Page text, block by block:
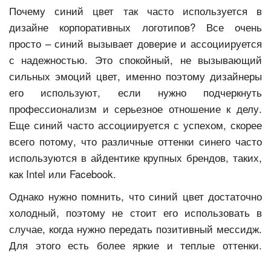
Почему синий цвет так часто используется в
дизайне корпоративных логотипов? Все очень
просто – синий вызывает доверие и ассоциируется
с надежностью. Это спокойный, не вызывающий
сильных эмоций цвет, именно поэтому дизайнеры
его используют, если нужно подчеркнуть
профессионализм и серьезное отношение к делу.
Еще синий часто ассоциируется с успехом, скорее
всего потому, что различные оттенки синего часто
используются в айдентике крупных брендов, таких,
как Intel или Facebook.
Однако нужно помнить, что синий цвет достаточно
холодный, поэтому не стоит его использовать в
случае, когда нужно передать позитивный мессидж.
Для этого есть более яркие и теплые оттенки.